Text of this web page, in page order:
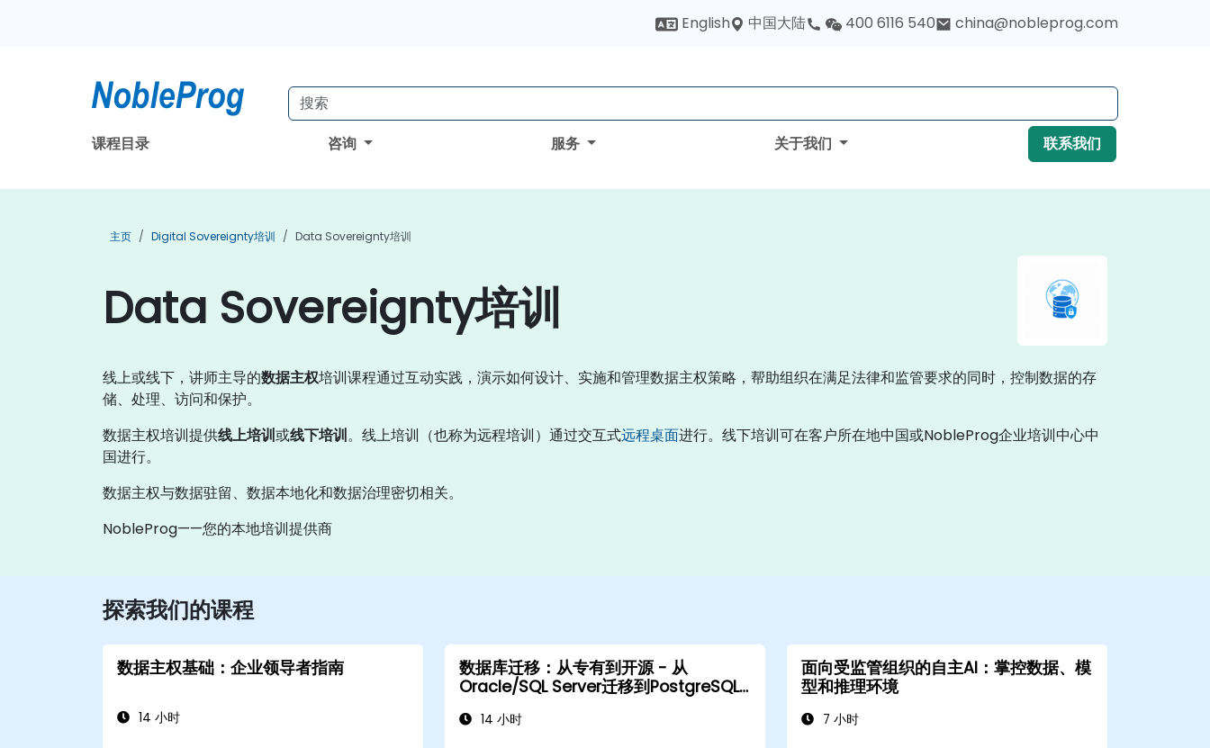
English 中国大陆 400 6116 540 china@nobleprog.com
课程目录 咨询 服务 关于我们 联系我们
主页 Digital Sovereignty培训 Data Sovereignty培训
Data Sovereignty培训
线上或线下，讲师主导的数据主权培训课程通过互动实践，演示如何设计、实施和管理数据主权策略，帮助组织在满足法律和监管要求的同时，控制数据的存
储、处理、访问和保护。
数据主权培训提供线上培训或线下培训。线上培训（也称为远程培训）通过交互式远程桌面进行。线下培训可在客户所在地中国或NobleProg企业培训中心中
国进行。
数据主权与数据驻留、数据本地化和数据治理密切相关。
NobleProg——您的本地培训提供商
探索我们的课程
数据主权基础：企业领导者指南
14 小时
数据库迁移：从专有到开源 - 从
Oracle/SQL Server迁移到PostgreSQL
14 小时
面向受监管组织的自主AI：掌控数据、模
型和推理环境
7 小时